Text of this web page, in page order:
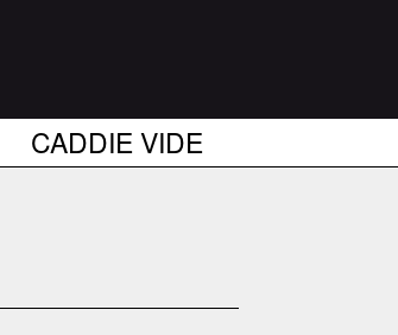
CADDIE VIDE